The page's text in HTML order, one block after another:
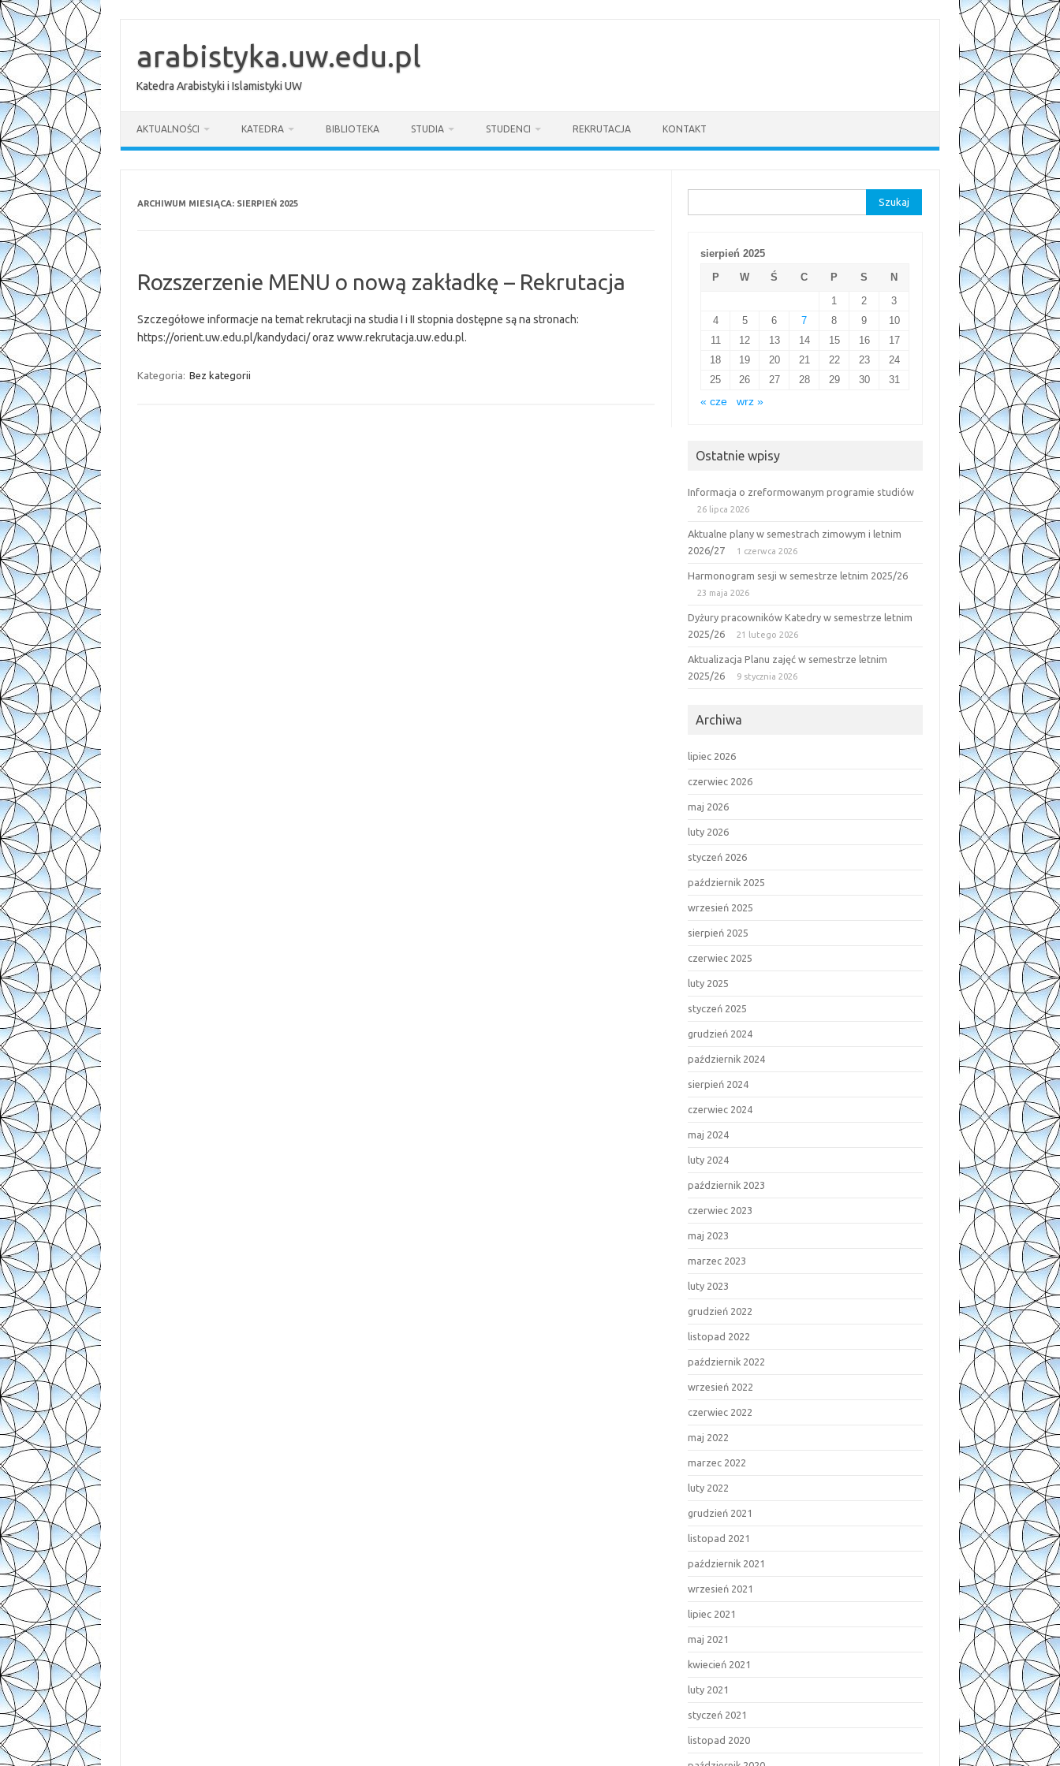
arabistyka.uw.edu.pl
Katedra Arabistyki i Islamistyki UW
AKTUALNOŚCI KATEDRA BIBLIOTEKA STUDIA STUDENCI REKRUTACJA KONTAKT
ARCHIWUM MIESIĄCA: SIERPIEŃ 2025
Rozszerzenie MENU o nową zakładkę – Rekrutacja
Szczegółowe informacje na temat rekrutacji na studia I i II stopnia dostępne są na stronach:
https://orient.uw.edu.pl/kandydaci/ oraz www.rekrutacja.uw.edu.pl.
Kategoria: Bez kategorii
sierpień 2025
P
W Ś C P S
N
1
2
3
4
5 6 7 8 9
10
11
12 13 14 15 16
17
18
19 20 21 22 23
24
25
26 27 28 29 30
31
« cze
wrz »
Ostatnie wpisy
Informacja o zreformowanym programie studiów
26 lipca 2026
Aktualne plany w semestrach zimowym i letnim
2026/27
1 czerwca 2026
Harmonogram sesji w semestrze letnim 2025/26
23 maja 2026
Dyżury pracowników Katedry w semestrze letnim
2025/26
21 lutego 2026
Aktualizacja Planu zajęć w semestrze letnim
2025/26
9 stycznia 2026
Archiwa
lipiec 2026
czerwiec 2026
maj 2026
luty 2026
styczeń 2026
październik 2025
wrzesień 2025
sierpień 2025
czerwiec 2025
luty 2025
styczeń 2025
grudzień 2024
październik 2024
sierpień 2024
czerwiec 2024
maj 2024
luty 2024
październik 2023
czerwiec 2023
maj 2023
marzec 2023
luty 2023
grudzień 2022
listopad 2022
październik 2022
wrzesień 2022
czerwiec 2022
maj 2022
marzec 2022
luty 2022
grudzień 2021
listopad 2021
październik 2021
wrzesień 2021
lipiec 2021
maj 2021
kwiecień 2021
luty 2021
styczeń 2021
listopad 2020